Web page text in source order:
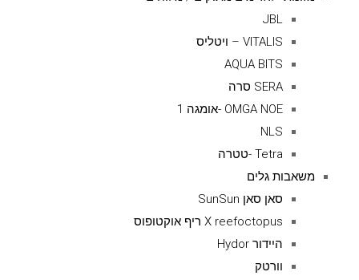
JBL
VITALIS – ויטליס
AQUA BITS
SERA סרה
OMGA NOE -אומגה 1
NLS
Tetra -טטרה
משאבות גלים
סאן סאן SunSun
X reefoctopus ריף אוקטופוס
היידור Hydor
וורטק